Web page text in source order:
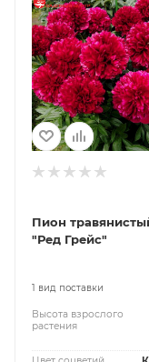
Пион
"Ред Грейс"
1 вид поставки
Высота взрослого
растения